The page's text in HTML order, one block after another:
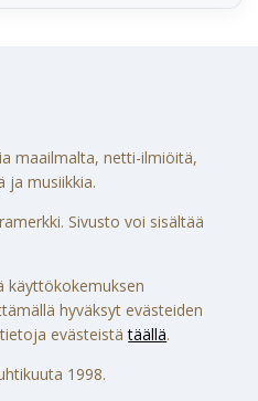
maailmalta, netti-ilmiöitä,
ja musiikkia.
Sivusto voi sisältää
käyttökokemuksen
hyväksyt evästeiden
evästeistätäällä.
1998.